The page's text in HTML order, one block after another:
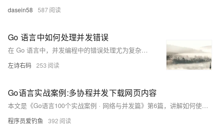
dasein58 587
Go 语言中如何处理并发错误
在 Go 语言中，并发编程中的错误处理尤为复杂。本文介绍了几种常见的并发错误处理方法，包括 panic 的作用范围、使用 channel 收集错误与结果，以及使用 errgroup 包统一管理错误和取消任务，帮助开发者编写更健壮的并发程序。
左诗右码 253
Go语言实战案例:多协程并发下载网页内容
本文是《Go语言100个实战案例 · 网络与并发篇》第6篇，讲解如何使用 Goroutine 和 Channel 实现多协程并发抓取网页内容，提升网络请求效率。通过实战掌握高并发编程技巧，构建爬虫、内容聚合器等工具，涵盖 WaitGroup、超时控制、错误处理等核心知识点。
程序员爱钓鱼 392